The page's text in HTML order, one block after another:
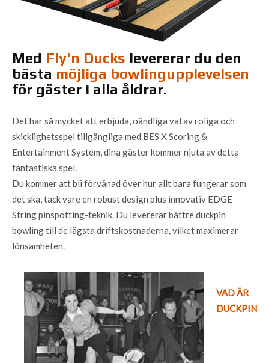
Med Fly'n Ducks levererar du den
bästa möjliga bowlingupplevelsen
för gäster i alla åldrar.
Det har så mycket att erbjuda, oändliga val av roliga och
skicklighetsspel tillgängliga med BES X Scoring &
Entertainment System, dina gäster kommer njuta av detta
fantastiska spel.
Du kommer att bli förvånad över hur allt bara fungerar som
det ska, tack vare en robust design plus innovativ EDGE
String pinspotting-teknik. Du levererar bättre duckpin
bowling till de lägsta driftskostnaderna, vilket maximerar
lönsamheten.
VAD ÄR
DUCKPIN